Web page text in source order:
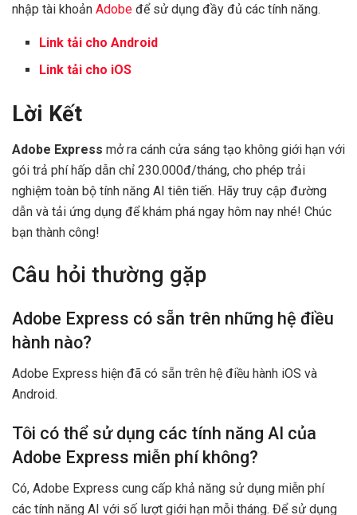
nhập tài khoản Adobe để sử dụng đầy đủ các tính năng.
Link tải cho Android
Link tải cho iOS
Lời Kết
Adobe Express mở ra cánh cửa sáng tạo không giới hạn với
gói trả phí hấp dẫn chỉ 230.000đ/tháng, cho phép trải
nghiệm toàn bộ tính năng AI tiên tiến. Hãy truy cập đường
dẫn và tải ứng dụng để khám phá ngay hôm nay nhé! Chúc
bạn thành công!
Câu hỏi thường gặp
Adobe Express có sẵn trên những hệ điều
hành nào?
Adobe Express hiện đã có sẵn trên hệ điều hành iOS và
Android.
Tôi có thể sử dụng các tính năng AI của
Adobe Express miễn phí không?
Có, Adobe Express cung cấp khả năng sử dụng miễn phí
các tính năng AI với số lượt giới hạn mỗi tháng. Để sử dụng